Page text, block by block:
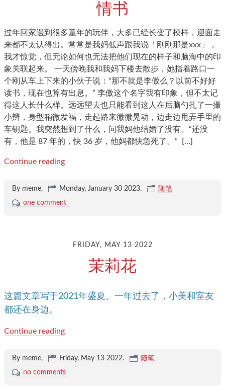
情书
过年回家遇到很多童年的玩伴，大多已经长变了模样，迎面走
来都不太认得出。常常是我妈低声跟我说「刚刚那是xxx」，
我才惊觉，但无论如何也无法把他们现在的样子和脑海中的印
象关联起来。 一天傍晚我和我妈下楼去散步，她指着路口一
个刚从车上下来的小伙子说：“那不就是李傲么？以前不好好
读书，现在也算有出息。” 李傲这个名字我有印象，但不太记
得这人长什么样。远远望去也只能看到这人在后脑勺扎了一撮
小辫，身型稍微发福，走起路来微微晃动，边走边甩弄手里的
车钥匙。我突然想到了什么，问我妈他结婚了没有。“还没
有，他是 87 年的，快 36 岁，他妈都快急死了。”
[…]
Continue reading
By meme, Monday, January 30 2023.
随笔
one comment
FRIDAY, MAY 13 2022
茉莉花
这篇文章写于2021年盛夏。一年过去了，小美和室友
都还在身边。
Continue reading
By meme, Friday, May 13 2022.
随笔
no comments